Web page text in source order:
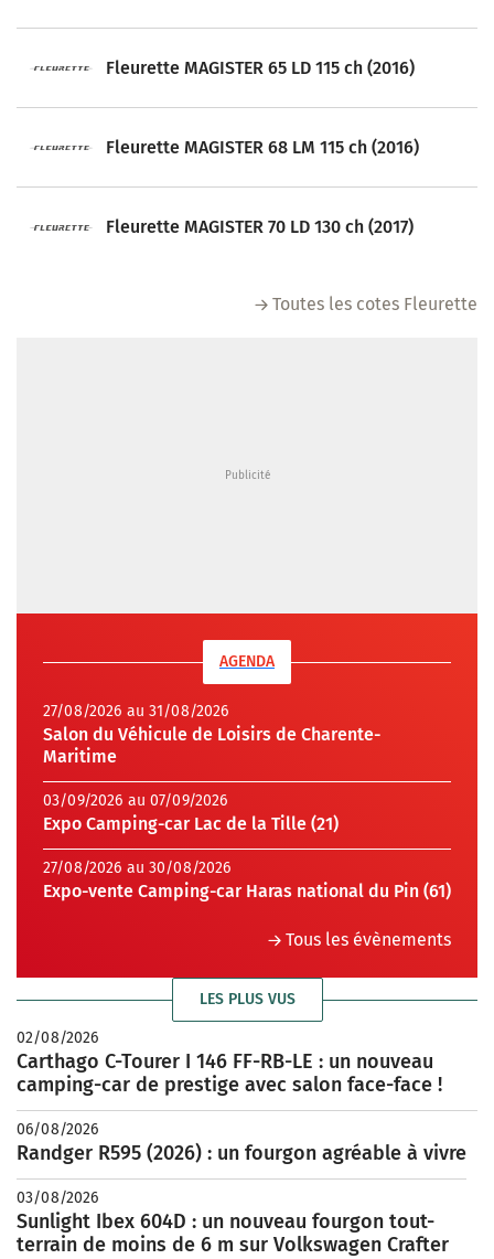
Fleurette MAGISTER 65 LD 115 ch (2016)
Fleurette MAGISTER 68 LM 115 ch (2016)
Fleurette MAGISTER 70 LD 130 ch (2017)
Toutes les cotes Fleurette
AGENDA
27/08/2026 au 31/08/2026
Salon du Véhicule de Loisirs de Charente-
Maritime
03/09/2026 au 07/09/2026
Expo Camping-car Lac de la Tille (21)
27/08/2026 au 30/08/2026
Expo-vente Camping-car Haras national du Pin (61)
Tous les évènements
LES PLUS VUS
02/08/2026
Carthago C-Tourer I 146 FF-RB-LE : un nouveau
camping-car de prestige avec salon face-face !
06/08/2026
Randger R595 (2026) : un fourgon agréable à vivre
03/08/2026
Sunlight Ibex 604D : un nouveau fourgon tout-
terrain de moins de 6 m sur Volkswagen Crafter